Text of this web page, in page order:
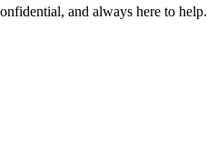
and always here to help.